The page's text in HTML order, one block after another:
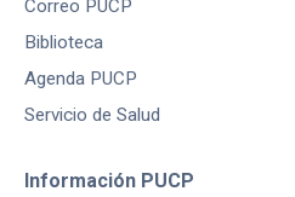
Correo PUCP
Biblioteca
Agenda PUCP
Servicio de Salud
Información PUCP